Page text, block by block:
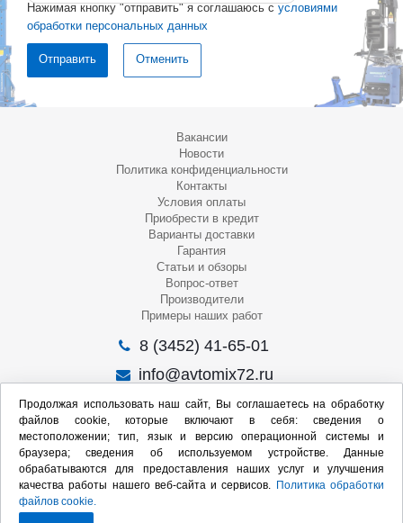
Нажимая кнопку "отправить" я соглашаюсь с условиями
обработки персональных данных
Отменить
Вакансии
Новости
Политика конфиденциальности
Контакты
Условия оплаты
Приобрести в кредит
Варианты доставки
Гарантия
Статьи и обзоры
Вопрос-ответ
Производители
Примеры наших работ
8 (3452) 41-65-01
info@avtomix72.ru
г. Тюмень, ул. 50 лет Октября, 120
Пн-Пт
: 09:00 – 19:00
Сб: 10:00 – 17:00
Вс: Выходной
Мы в социальных сетях:
Продолжая использовать наш сайт, Вы соглашаетесь на обработку
файлов cookie, которые включают в себя: сведения о
местоположении; тип, язык и версию операционной системы и
браузера; сведения об используемом устройстве. Данные
обрабатываются для предоставления наших услуг и улучшения
качества работы нашего веб-сайта и сервисов. Политика обработки
файлов cookie.